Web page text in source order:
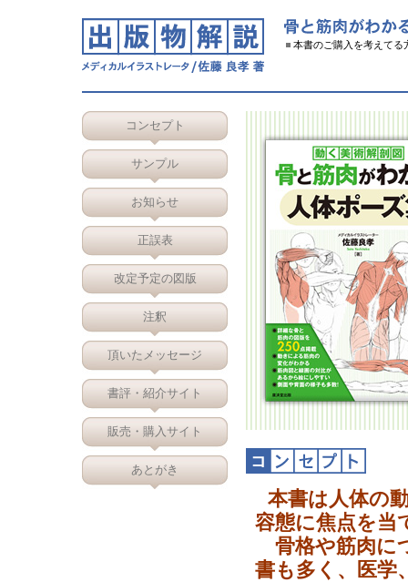
本書のご購入を考えてる
コンセプト
サンプル
お知らせ
正誤表
改定予定の図版
注釈
頂いたメッセージ
書評・紹介サイト
販売・購入サイト
あとがき
本書は人体の
容態に焦点を当
骨格や筋肉に
書も多く、医学